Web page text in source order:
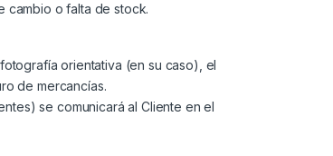
cambio o falta de stock.
orientativa (en su caso), el
de mercancías.
se comunicará al Cliente en el